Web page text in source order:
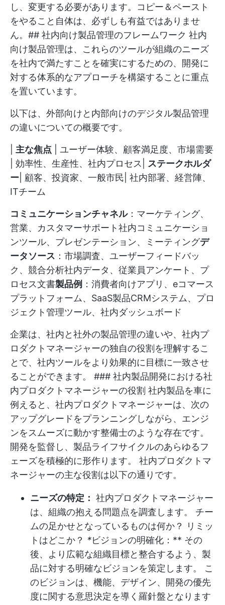
し、変更する必要があります。コピー＆ペースト
をやること自体は、必ずしも有益ではありませ
ん。## 社内向け製品管理のフレームワーク 社内
向け製品管理は、これらのツールが組織のニーズ
を社内で満たすことを確実にするための、開発に
対する体系的なアプローチを構築することに重点
を置いています。
以下は、外部向けと内部向けのデジタル製品管理
の違いについての概要です。
主な焦点 | ユーザー体験、顧客満足度、市場需要
| 効率性、生産性、社内プロセス| ステークホルダ
ー | 顧客、投資家、一般市民| 社内部署、経営陣、
ITチーム
コミュニケーションチャネル：マーケティング、
営業、カスタマーサポート社内コミュニケーショ
ンツール、プレゼンテーション、ミーティングデ
ータソース ：市場調査、ユーザーフィードバッ
ク、競合分析社内データ、従業員アンケート、プ
ロセス文書製品例 ：消費者向けアプリ、eコマース
プラットフォーム、SaaS製品CRMシステム、プロ
ジェクト管理ツール、社内ダッシュボード
企業は、社内と社外の製品管理の違いや、社内プ
ロダクトマネージャーの独自の役割を理解するこ
とで、社内ツールをより効果的に目標に一致させ
ることができます。 ### 社内製品開発における社
内プロダクトマネージャーの役割 社内製品を車に
例えると、社内プロダクトマネージャーは、次の
アップグレードをプランニングしながら、エンジ
ンをスムーズに動かす整備士のような存在です。
開発を監督し、製品ライフサイクルのあらゆるフ
ェーズを積極的に形作ります。 社内プロダクトマ
ネージャーの主な役割は以下の通りです。
ニーズの特定： 社内プロダクトマネージャー
は、組織の抱える問題点を調査します。 チー
ムの足かせとなっているものは何か？ リミッ
トはどこか？ *ビジョンの明確化：** その
後、より広範な組織目標と整合するよう、製
品に対する明確なビジョンを策定します。 こ
のビジョンは、機能、デザイン、開発の優先
度に関する意思決定を導く羅針盤となります